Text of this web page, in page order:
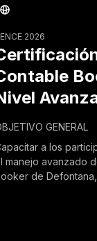
2026
GENERAL
a los
manejo avanzado
de Defontana,